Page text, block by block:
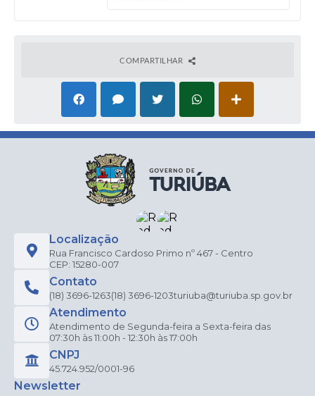
COMPARTILHAR
Localização
Rua Francisco Cardoso Primo nº 467 - Centro
CEP: 15280-007
Contato
(18) 3696-1263(18) 3696-1203turiuba@turiuba.sp.gov.br
Atendimento
Atendimento de Segunda-feira a Sexta-feira das
07:30h às 11:00h - 12:30h às 17:00h
CNPJ
45.724.952/0001-96
Newsletter